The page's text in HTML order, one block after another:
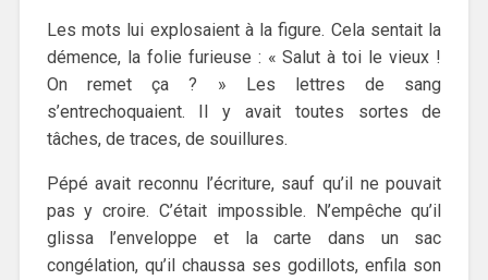
Les mots lui explosaient à la figure. Cela sentait la
démence, la folie furieuse : « Salut à toi le vieux !
On remet ça ? » Les lettres de sang
s’entrechoquaient. Il y avait toutes sortes de
tâches, de traces, de souillures.
Pépé avait reconnu l’écriture, sauf qu’il ne pouvait
pas y croire. C’était impossible. N’empêche qu’il
glissa l’enveloppe et la carte dans un sac
congélation, qu’il chaussa ses godillots, enfila son